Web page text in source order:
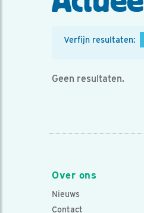
Verfijn resultaten:
Geen resultaten.
Over ons
Nieuws
Contact